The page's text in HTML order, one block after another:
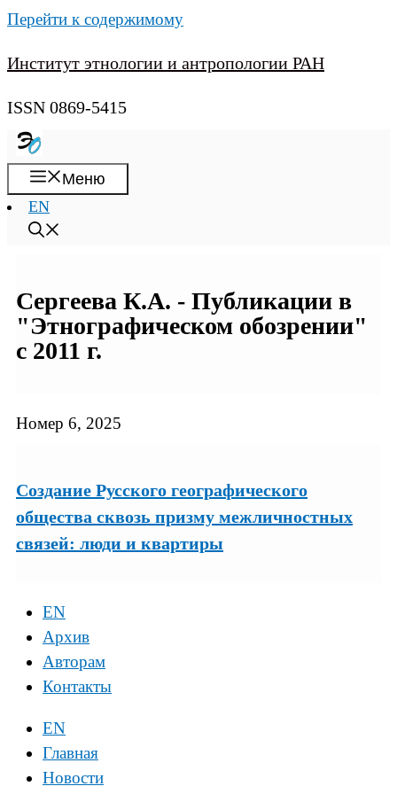
Перейти к содержимому
Институт этнологии и антропологии РАН
ISSN 0869-5415
Меню
EN
Сергеева К.А. - Публикации в
"Этнографическом обозрении"
с 2011 г.
Номер 6, 2025
Создание Русского географического
общества сквозь призму межличностных
связей: люди и квартиры
EN
Архив
Авторам
Контакты
EN
Главная
Новости